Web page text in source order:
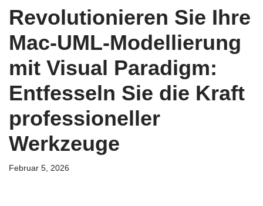
Revolutionieren Sie Ihre
Mac-UML-Modellierung
mit Visual Paradigm:
Entfesseln Sie die Kraft
professioneller
Werkzeuge
Februar 5, 2026